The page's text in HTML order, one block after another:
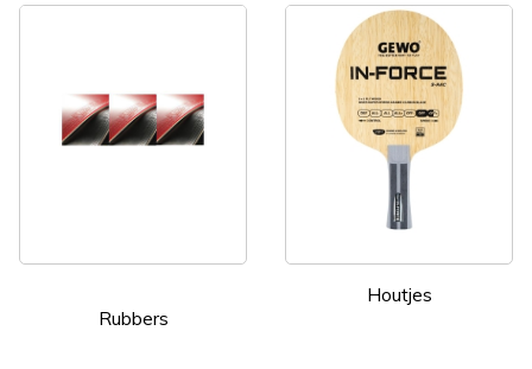
Rubbers
Houtjes